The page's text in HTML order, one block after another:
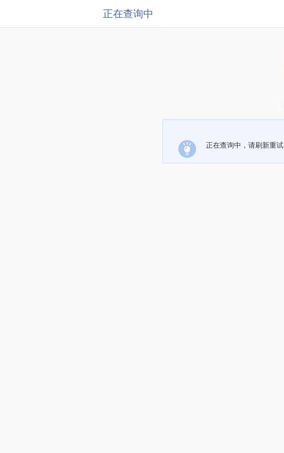
正在查询中
正在查询中，请刷新重试